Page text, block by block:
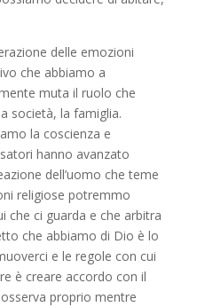
delle emozioni
che abbiamo a
muta il ruolo che
società, la famiglia.
la coscienza e
hanno avanzato
dell’uomo che teme
religiose potremmo
che ci guarda e che arbitra
che abbiamo di Dio è lo
e le regole con cui
è creare accordo con il
proprio mentre